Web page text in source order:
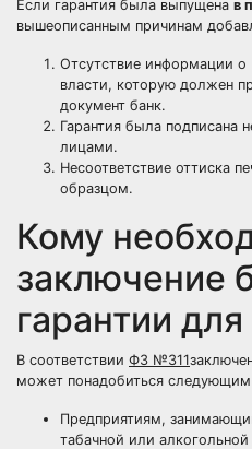
Если гарантия была выпущена в
вышеописанным причинам
Отсутствие информации о
власти, которую должен
документ банк.
Гарантия была подписана
лицами.
Несоответствие оттиска
образцом.
Кому
заключение
гарантии
В соответствии ФЗ №311
может понадобиться
Предприятиям,
табачной или